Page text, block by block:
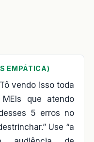
EMPÁTICA)
vendo isso toda
que atendo
5 erros no
Use “a